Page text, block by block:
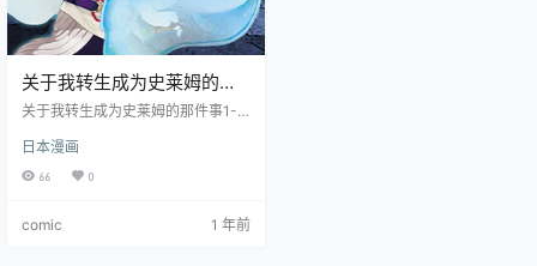
关于我转生成为史莱姆的那
件事 1-23卷 伏瀬 川上泰树
载
关于我转生成为史莱姆的那件事1-2
最弱的魔物 —— 史莱姆，他通过自
己的努力，成为了魔物大王，创建
日本漫画
66 0
comic 1 年前